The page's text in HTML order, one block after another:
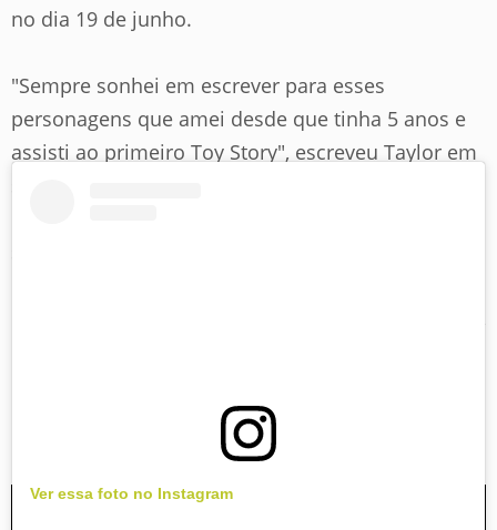
no dia 19 de junho.
"Sempre sonhei em escrever para esses
personagens que amei desde que tinha 5 anos e
assisti ao primeiro Toy Story", escreveu Taylor em
"I Knew It, I Knew You" é inspirada na Jessie, a
cowgirl que estreou na franquia em "Toy Story 2".
Ver essa foto no Instagram